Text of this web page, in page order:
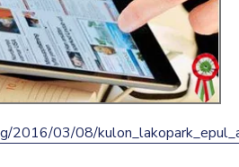
2016/03/08/